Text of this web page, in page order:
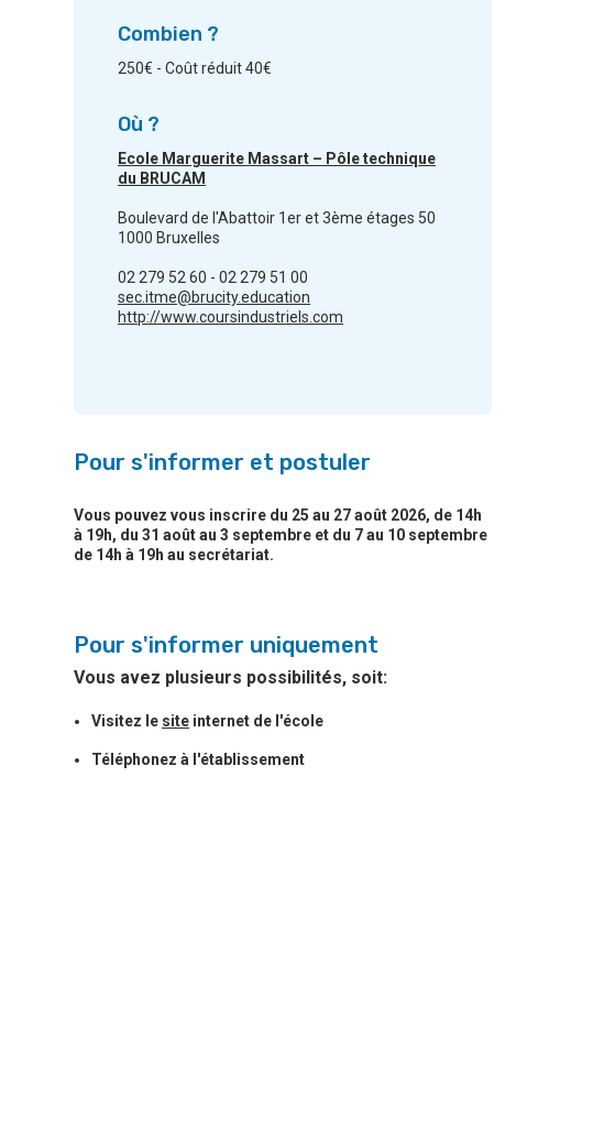
Combien ?
250€ - Coût réduit 40€
Où ?
Ecole Marguerite Massart – Pôle technique
du BRUCAM
Boulevard de l'Abattoir 1er et 3ème étages 50
1000 Bruxelles
02 279 52 60 - 02 279 51 00
sec.itme@brucity.education
http://www.coursindustriels.com
Pour s'informer et postuler
Vous pouvez vous inscrire du 25 au 27 août 2026, de 14h
à 19h, du 31 août au 3 septembre et du 7 au 10 septembre
de 14h à 19h au secrétariat.
Pour s'informer uniquement
Vous avez plusieurs possibilités, soit:
Visitez le site internet de l'école
Téléphonez à l'établissement